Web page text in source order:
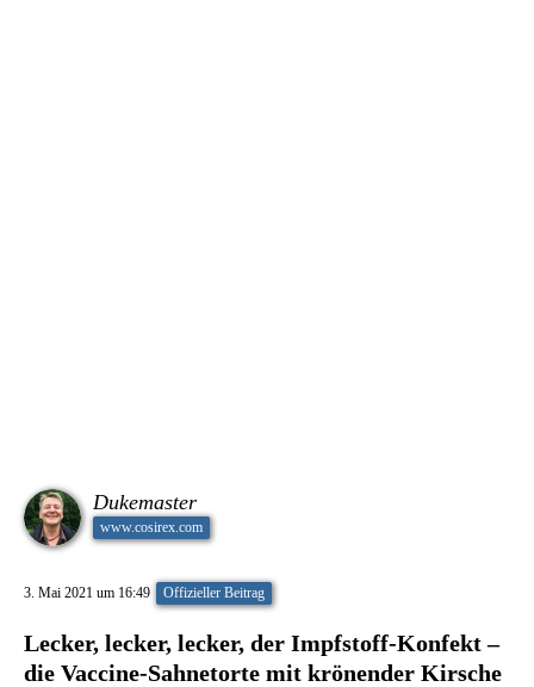
Dukemaster
www.cosirex.com
3. Mai 2021 um 16:49 Offizieller Beitrag
Lecker, lecker, lecker, der Impfstoff-Konfekt –
die Vaccine-Sahnetorte mit krönender Kirsche